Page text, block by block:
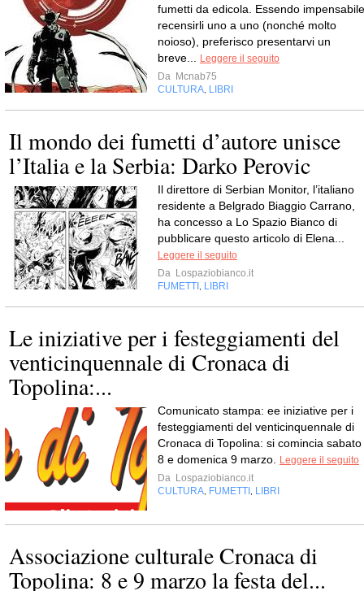
fumetti da edicola. Essendo impensabile
recensirli uno a uno (nonché molto
noioso), preferisco presentarvi un
breve...
Leggere il seguito
Da Mcnab75
CULTURA LIBRI
Il mondo dei fumetti d’autore unisce
l’Italia e la Serbia: Darko Perovic
Il direttore di Serbian Monitor, l’italiano
residente a Belgrado Biaggio Carrano,
ha concesso a Lo Spazio Bianco di
pubblicare questo articolo di Elena...
Leggere il seguito
Da Lospaziobianco.it
FUMETTI
LIBRI
Le iniziative per i festeggiamenti del
venticinquennale di Cronaca di
Topolina:...
Comunicato stampa: ee iniziative per i
festeggiamenti del venticinquennale di
Cronaca di Topolina: si comincia sabato
8 e domenica 9 marzo.
Leggere il seguito
Da Lospaziobianco.it
CULTURA FUMETTI LIBRI
Associazione culturale Cronaca di
Topolina: 8 e 9 marzo la festa del...